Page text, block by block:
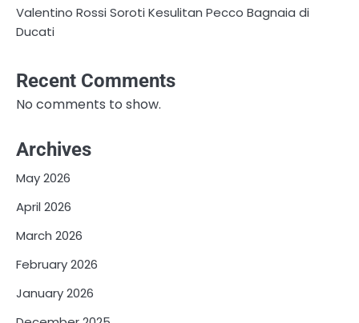
Valentino Rossi Soroti Kesulitan Pecco Bagnaia di
Ducati
Recent Comments
No comments to show.
Archives
May 2026
April 2026
March 2026
February 2026
January 2026